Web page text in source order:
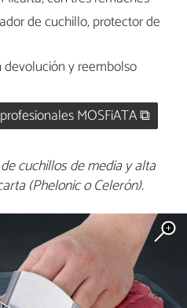
de cuchillo, protector de
y reembolso
MOSFiATA ⧉
cuchillos de media y alta
(Phelonic o Celerón).